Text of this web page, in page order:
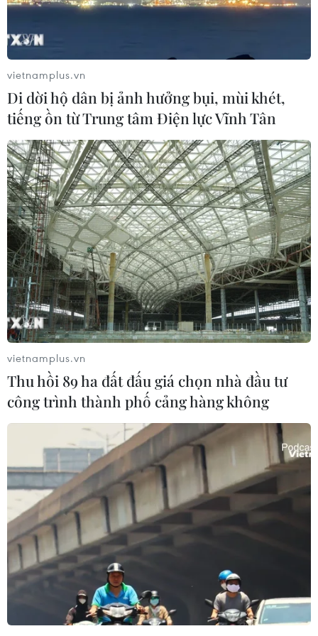
Mỹ: Ca nhiễm trùng nghiêm trọng đầu
tiên ở người do virus cúm gia cầm
27/12/2024 06:14
Trung tâm Kiểm soát và Phòng ngừa Dịch bệnh Mỹ
(CDC) đã phát hiện ra các virus đột biến gene mới, vốn
chưa từng được tìm thấy trong các mẫu từ đàn gia cầm
bị nhiễm bệnh có liên quan đến bệnh nhân.
Tổ chức Y tế Thế giới kêu gọi tăng cường
giám sát cúm gia cầm
29/11/2024 03:06
Theo WHO, chưa có bằng chứng về tình trạng lây
vietnamplus.vn
Di dời hộ dân bị ảnh hưởng bụi, mùi khét,
tiếng ồn từ Trung tâm Điện lực Vĩnh Tân
vietnamplus.vn
Thu hồi 89 ha đất đấu giá chọn nhà đầu tư
công trình thành phố cảng hàng không